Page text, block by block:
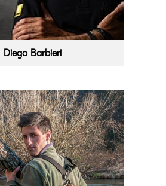
Diego Barbieri